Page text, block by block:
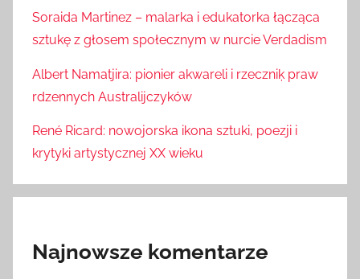
Soraida Martinez – malarka i edukatorka łącząca
sztukę z głosem społecznym w nurcie Verdadism
Albert Namatjira: pionier akwareli i rzeczniķ praw
rdzennych Australijczyków
René Ricard: nowojorska ikona sztuki, poezji i
krytyki artystycznej XX wieku
Najnowsze komentarze